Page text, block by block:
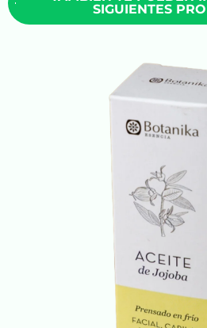
SIGUIENTES